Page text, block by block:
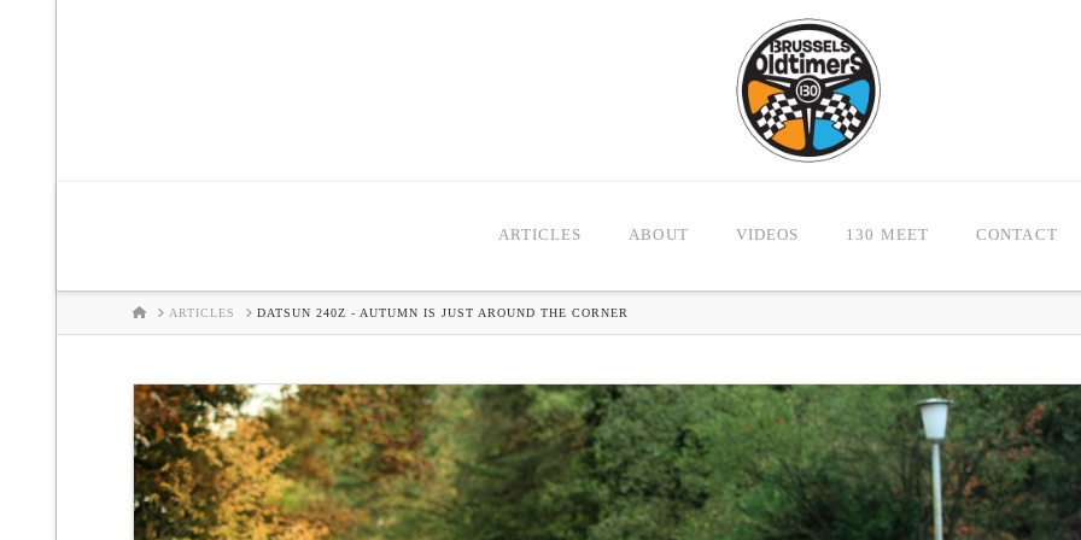
ARTICLES ABOUT VIDEOS 130 MEET CONTACT
HOMEARTICLES DATSUN 240Z - AUTUMN IS JUST AROUND THE CORNER